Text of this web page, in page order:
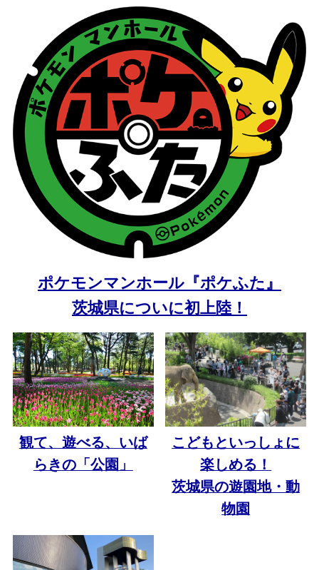
ポケモンマンホール『ポケふた』
茨城県についに初上陸！
観て、遊べる、いば
らきの「公園」
こどもといっしょに
楽しめる！
茨城県の遊園地・動
物園